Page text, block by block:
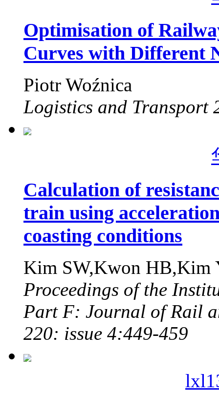
Optimisation of
Curves with Different
Piotr Woźnica
Logistics and Transport
Calculation of
train using
coasting conditions
Kim SW,Kwon HB,Kim
Proceedings of the
Part F: Journal of Rail
220: issue 4:449-459